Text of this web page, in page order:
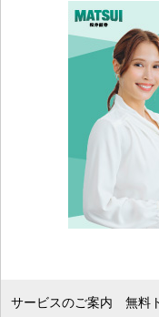
サービスのご案内 無料